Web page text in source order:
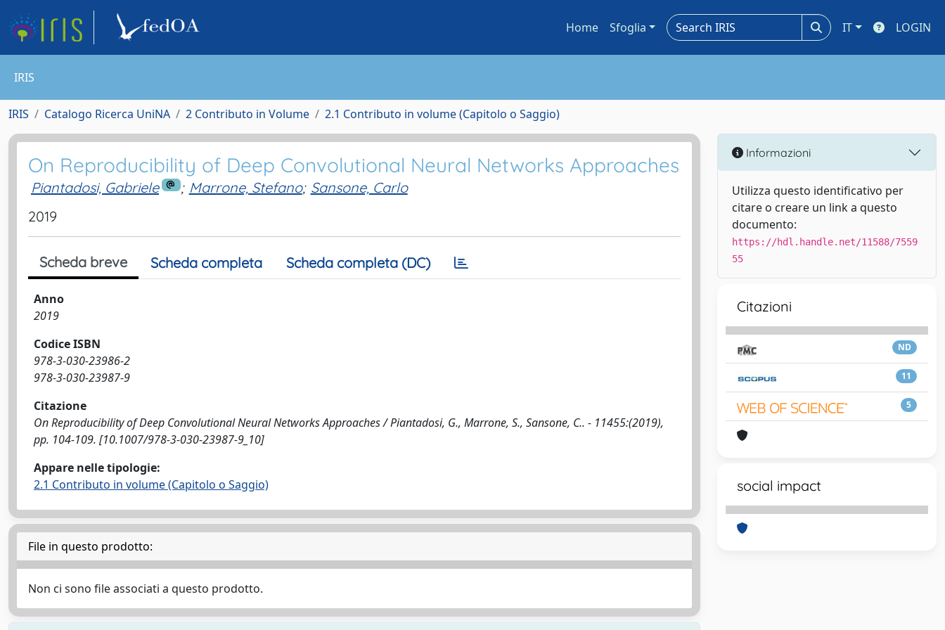
Home Sfoglia IT LOGIN
IRIS
IRIS Catalogo Ricerca UniNA 2 Contributo in Volume 2.1 Contributo in volume (Capitolo o Saggio)
On Reproducibility of Deep Convolutional Neural Networks Approaches
Piantadosi, Gabriele ; Marrone, Stefano; Sansone, Carlo
2019
Scheda breve Scheda completa Scheda completa (DC)
Anno
2019
Codice ISBN
978-3-030-23986-2
978-3-030-23987-9
Citazione
On Reproducibility of Deep Convolutional Neural Networks Approaches / Piantadosi, G., Marrone, S., Sansone, C.. - 11455:(2019),
pp. 104-109. [10.1007/978-3-030-23987-9_10]
Appare nelle tipologie:
2.1 Contributo in volume (Capitolo o Saggio)
File in questo prodotto:
Non ci sono file associati a questo prodotto.
Informazioni
Utilizza questo identificativo per
citare o creare un link a questo
documento:
https://hdl.handle.net/11588/7559
55
Citazioni
ND
11
5
social impact